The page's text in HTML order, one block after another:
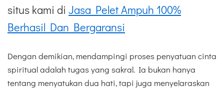
situs kami di Jasa Pelet Ampuh 100%
Berhasil Dan Bergaransi
Dengan demikian, mendampingi proses penyatuan cinta
spiritual adalah tugas yang sakral. Ia bukan hanya
tentang menyatukan dua hati, tapi juga menyelaraskan